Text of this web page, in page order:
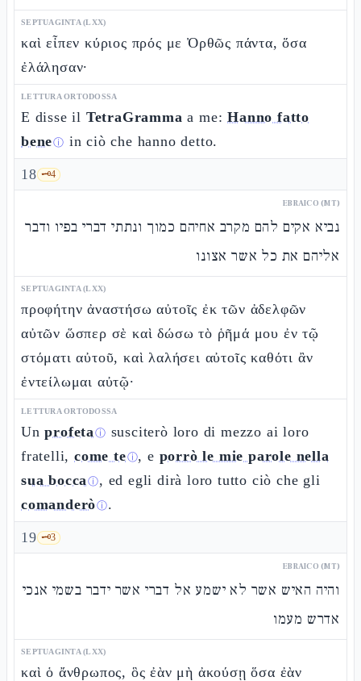
SEPTUAGINTA (LXX)
καὶ εἶπεν κύριος πρός με Ὀρθῶς πάντα, ὅσα
ἐλάλησαν·
LETTURA ORTODOSSA
E disse il TetraGramma a me:Hanno fatto
beneⓘ in ciò che hanno detto.
18 🗝️4
EBRAICO (MT)
נביא אקים להם מקרב אחיהם כמוך ונתתי דברי בפיו ודבר
אליהם את כל אשר אצונו
SEPTUAGINTA (LXX)
προφήτην ἀναστήσω αὐτοῖς ἐκ τῶν ἀδελφῶν
αὐτῶν ὥσπερ σὲ καὶ δώσω τὸ ῥῆμά μου ἐν τῷ
στόματι αὐτοῦ, καὶ λαλήσει αὐτοῖς καθότι ἂν
ἐντείλωμαι αὐτῷ·
LETTURA ORTODOSSA
Unprofetaⓘ susciterò loro di mezzo ai loro
fratelli, come teⓘ, e porrò le mie parole nella
sua boccaⓘ, ed egli dirà loro tutto ciò che gli
comanderòⓘ.
19 🗝️3
EBRAICO (MT)
והיה האיש אשר לא ישמע אל דברי אשר ידבר בשמי אנכי
אדרש מעמו
SEPTUAGINTA (LXX)
καὶ ὁ ἄνθρωπος, ὃς ἐὰν μὴ ἀκούσῃ ὅσα ἐὰν